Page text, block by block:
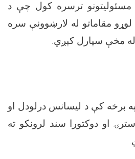
مسئولیتونو ترسره کول چې د
لوړو مقاماتو له لارښوونې سره
مخې سپارل کېږي
برخه کې د لیسانس درلودل او
او دوکتورا سند لرونکو ته